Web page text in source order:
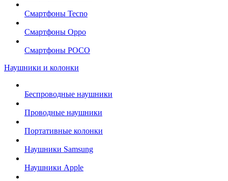
Смартфоны Tecno
Смартфоны Oppo
Смартфоны POCO
Наушники и колонки
Беспроводные наушники
Проводные наушники
Портативные колонки
Наушники Samsung
Наушники Apple